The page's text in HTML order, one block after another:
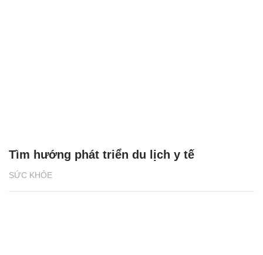
SỨC KHỎE
Tìm hướng phát triển du lịch y tế